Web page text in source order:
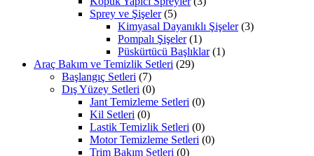
Sprey ve Şişeler (5)
Kimyasal Dayanıklı Şişeler (3)
Pompalı Şişeler (1)
Püskürtücü Başlıklar (1)
Araç Bakım ve Temizlik Setleri (29)
Başlangıç Setleri (7)
Dış Yüzey Setleri (0)
Jant Temizleme Setleri (0)
Kil Setleri (0)
Lastik Temizlik Setleri (0)
Motor Temizleme Setleri (0)
Trim Bakım Setleri (0)